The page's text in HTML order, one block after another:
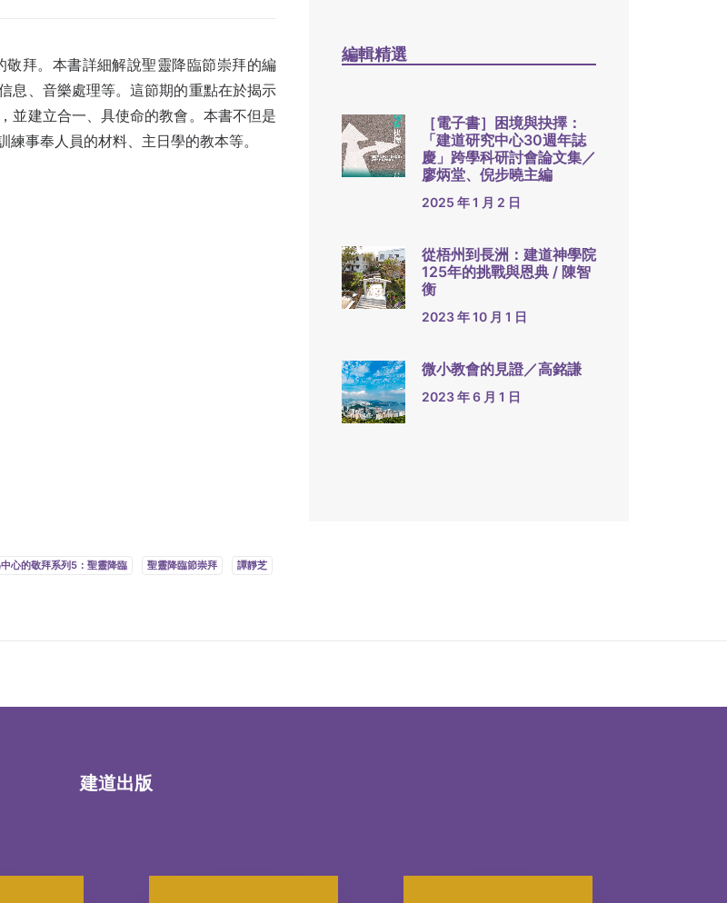
敬拜。本書詳細解說聖靈降臨節崇拜的編
息、音樂處理等。這節期的重點在於揭示
並建立合一、具使命的教會。本書不但是
事奉人員的材料、主日學的教本等。
編輯精選
［電子書］困境與抉擇：
「建道研究中心30週年誌
慶」跨學科研討會論文集／
廖炳堂、倪步曉主編
2025 年 1 月 2 日
從梧州到長洲：建道神學院
125年的挑戰與恩典 / 陳智
衡
2023 年 10 月 1 日
微小教會的見證／高銘謙
2023 年 6 月 1 日
心的敬拜系列5：聖靈降臨 聖靈降臨節崇拜 譚靜芝
建道出版